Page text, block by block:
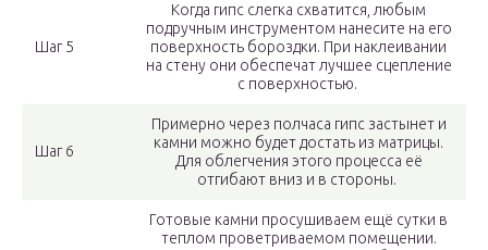
Шаг 5
Когда гипс слегка схватится, любым
подручным инструментом нанесите на его
поверхность бороздки. При наклеивании
на стену они обеспечат лучшее сцепление
с поверхностью.
Шаг 6
Примерно через полчаса гипс застынет и
камни можно будет достать из матрицы.
Для облегчения этого процесса её
отгибают вниз и в стороны.
Готовые камни просушиваем ещё сутки в
теплом проветриваемом помещении.